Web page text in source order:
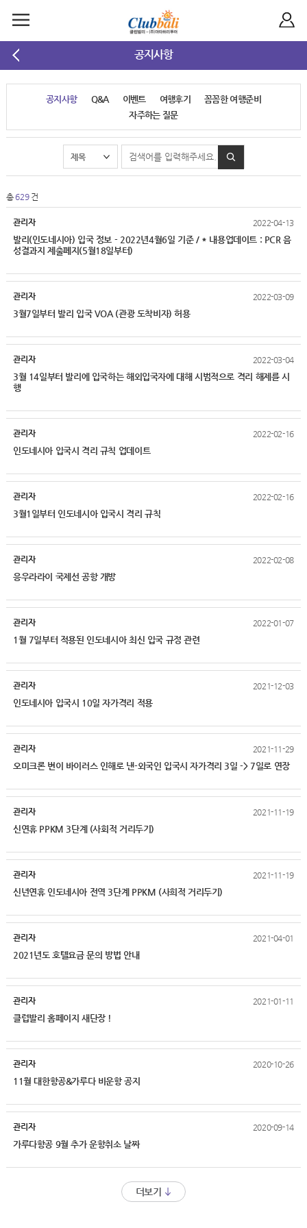
공지사항
공지사항 Q&A 이벤트 여행후기
꼼꼼한 여행준비
자주하는 질문
총629건
관리자 2022-04-13
발리(인도네시아) 입국 정보 - 2022년4월6일 기준 / * 내용업데이트 : PCR 음
성결과지 제출폐지(5월18일부터)
관리자 2022-03-09
3월7일부터 발리 입국 VOA (관광 도착비자) 허용
관리자 2022-03-04
3월 14일부터 발리에 입국하는 해외입국자에 대해 시범적으로 격리 해제를 시
행
관리자 2022-02-16
인도네시아 입국시 격리 규칙 업데이트
관리자 2022-02-16
3월1일부터 인도네시아 입국시 격리 규칙
관리자 2022-02-08
응우라라이 국제선 공항 개방
관리자 2022-01-07
1월 7일부터 적용된 인도네시아 최신 입국 규정 관련
관리자 2021-12-03
인도네시아 입국시 10일 자가격리 적용
관리자 2021-11-29
오미크론 변이 바이러스 인해로 낸-외국인 입국시 자가격리 3일 -> 7일로 연장
관리자 2021-11-19
신연휴 PPKM 3단계 (사회적 거리두기)
관리자 2021-11-19
신년연휴 인도네시아 전역 3단계 PPKM (사희적 거리두기)
관리자 2021-04-01
2021년도 호텔요금 문의 방법 안내
관리자 2021-01-11
클럽발리 홈페이지 새단장 !
관리자 2020-10-26
11월 대한항공&가루다 비운항 공지
관리자 2020-09-14
가루다항공 9월 추가 운항취소 날짜
더보기